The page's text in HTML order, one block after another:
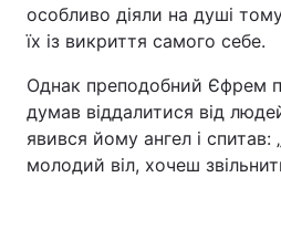
особливо діяли на душі
їх із викриття самого себе.
Однак преподобний Єфрем
думав віддалитися від
явився йому ангел і спитав:
молодий віл, хочеш